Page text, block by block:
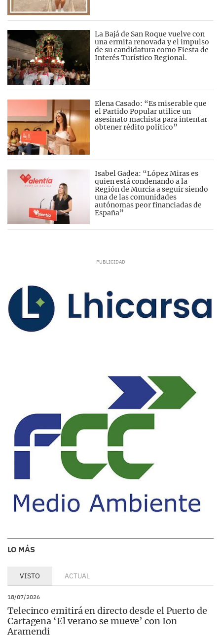
La Bajá de San Roque vuelve con
una ermita renovada y el impulso
de su candidatura como Fiesta de
Interés Turístico Regional.
Elena Casado: “Es miserable que
el Partido Popular utilice un
asesinato machista para intentar
obtener rédito político”
Isabel Gadea: “López Miras es
quien está condenando a la
Región de Murcia a seguir siendo
una de las comunidades
autónomas peor financiadas de
España”
LO MÁS
VISTO ACTUAL
18/07/2026
Telecinco emitirá en directo desde el Puerto de
Cartagena ‘El verano se mueve’ con Ion
Aramendi